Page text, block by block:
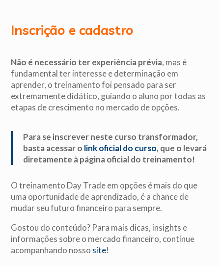
Inscrição e cadastro
Não é necessário ter experiência prévia, mas é
fundamental ter interesse e determinação em
aprender, o treinamento foi pensado para ser
extremamente didático, guiando o aluno por todas as
etapas de crescimento no mercado de opções.
Para se inscrever neste curso transformador,
basta acessar o link oficial do curso, que o levará
diretamente à página oficial do treinamento!
O treinamento Day Trade em opções é mais do que
uma oportunidade de aprendizado, é a chance de
mudar seu futuro financeiro para sempre.
Gostou do conteúdo? Para mais dicas, insights e
informações sobre o mercado financeiro, continue
acompanhando nosso site!